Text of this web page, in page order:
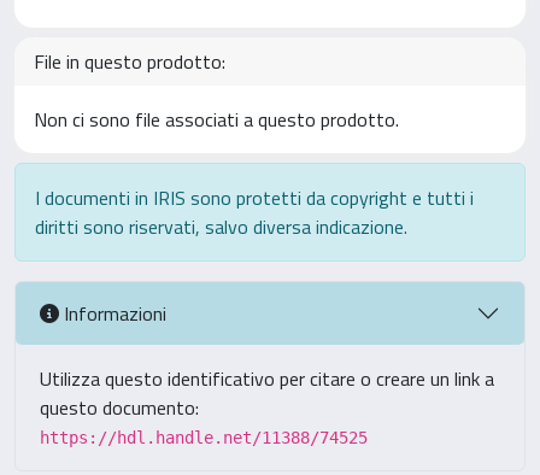
File in questo prodotto:
Non ci sono file associati a questo prodotto.
I documenti in IRIS sono protetti da copyright e tutti i
diritti sono riservati, salvo diversa indicazione.
Informazioni
Utilizza questo identificativo per citare o creare un link a
questo documento:
https://hdl.handle.net/11388/74525